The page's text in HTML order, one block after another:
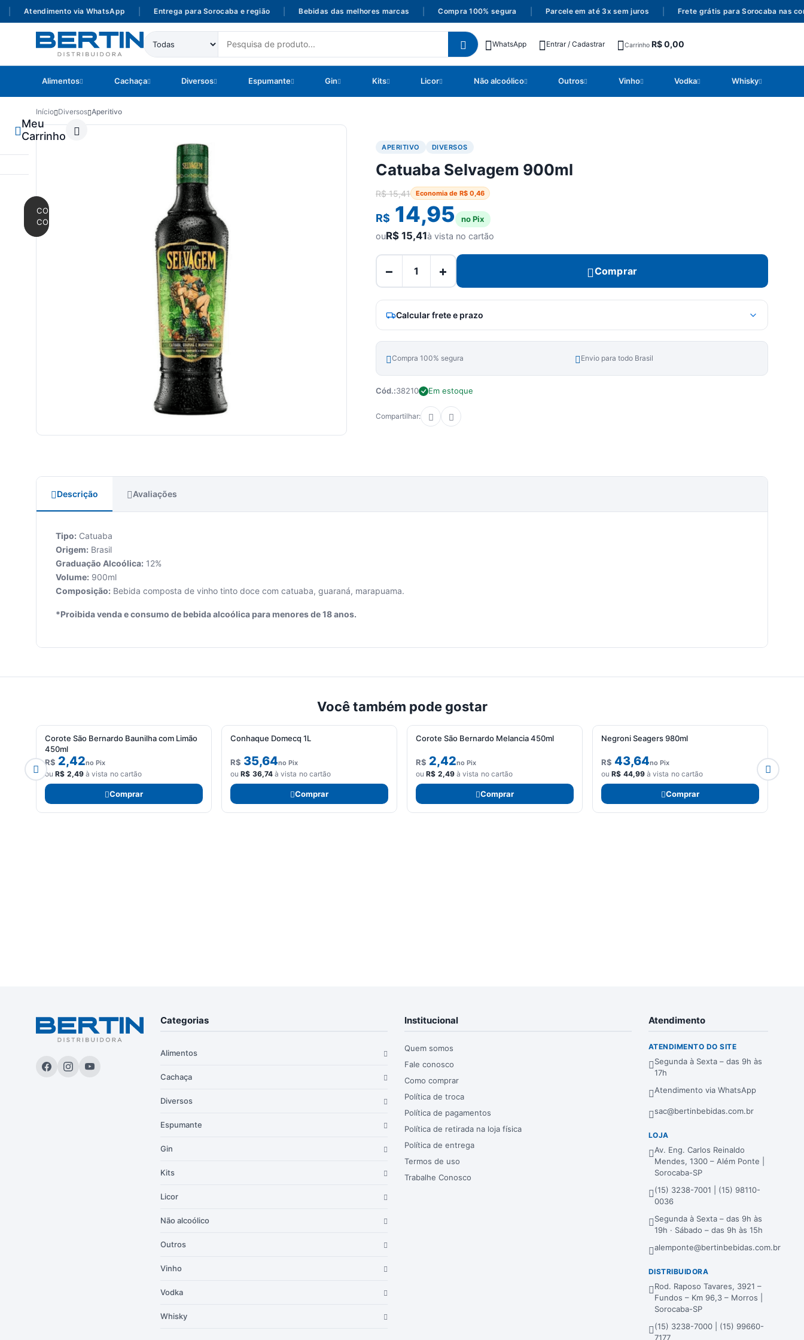
Atendimento via WhatsApp Entrega para Sorocaba e região Bebidas das melhores marcas Compra 100% segura Parcele em até 3x sem juros Frete grátis para Sorocaba nas
WhatsApp Entrar / Cadastrar Carrinho R$0,00
Alimentos Cachaça Diversos Espumante Gin Kits Licor Não alcoólico Outros Vinho Vodka Whisky
Meu
Carrinho
Adicione
começar.
CONTINUAR
COMPRANDO
Início Diversos Aperitivo
APERITIVO DIVERSOS
Catuaba Selvagem 900ml
R$15,41 Economia de R$ 0,46
R$ 14,95 no Pix
ouR$ 15,41à vista no cartão
− + Comprar
Calcular frete e prazo
Compra 100% segura Envio para todo Brasil
Cód.:38210 Em estoque
Compartilhar:
Descrição Avaliações
Tipo: Catuaba
Origem: Brasil
Graduação Alcoólica: 12%
Volume: 900ml
Composição: Bebida composta de vinho tinto doce com catuaba, guaraná, marapuama.
*Proibida venda e consumo de bebida alcoólica para menores de 18 anos.
Você também pode gostar
Corote São Bernardo Baunilha com Limão
450ml
R$ 2,42no Pix
ouR$ 2,49à vista no cartão
Comprar
Conhaque Domecq 1L
R$ 35,64no Pix
ouR$ 36,74à vista no cartão
Comprar
Corote São Bernardo Melancia 450ml
R$ 2,42no Pix
ouR$ 2,49à vista no cartão
Comprar
Negroni Seagers 980ml
R$ 43,64no Pix
ouR$ 44,99à vista no cartão
Comprar
Categorias
Alimentos
Cachaça
Diversos
Espumante
Gin
Kits
Licor
Não alcoólico
Outros
Vinho
Vodka
Whisky
Institucional
Quem somos
Fale conosco
Como comprar
Política de troca
Política de pagamentos
Política de retirada na loja física
Política de entrega
Termos de uso
Trabalhe Conosco
Atendimento
ATENDIMENTO DO SITE
Segunda à Sexta – das 9h às
17h
Atendimento via WhatsApp
sac@bertinbebidas.com.br
LOJA
Av. Eng. Carlos Reinaldo
Mendes, 1300 – Além Ponte |
Sorocaba-SP
(15) 3238-7001 | (15) 98110-
0036
Segunda à Sexta – das 9h às
19h · Sábado – das 9h às 15h
alemponte@bertinbebidas.com.br
DISTRIBUIDORA
Rod. Raposo Tavares, 3921 –
Fundos – Km 96,3 – Morros |
Sorocaba-SP
(15) 3238-7000 | (15) 99660-
7177